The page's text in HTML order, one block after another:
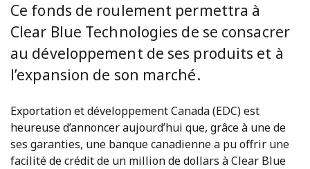
Ce fonds de roulement permettra à
Clear Blue Technologies de se consacrer
au développement de ses produits et à
l’expansion de son marché.
Exportation et développement Canada (EDC) est
heureuse d’annoncer aujourd’hui que, grâce à une de
ses garanties, une banque canadienne a pu offrir une
facilité de crédit de un million de dollars à Clear Blue